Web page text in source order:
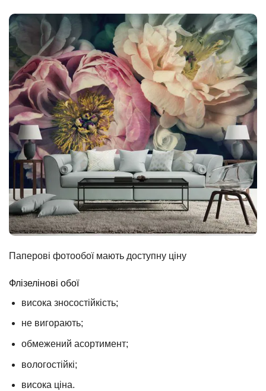
Паперові фотообої мають доступну ціну
Флізелінові обої
висока зносостійкість;
не вигорають;
обмежений асортимент;
вологостійкі;
висока ціна.